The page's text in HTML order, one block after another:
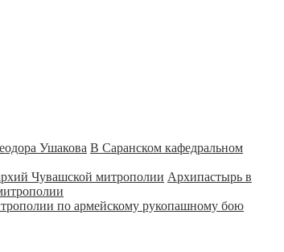
В Саранском кафедральном
Архипастырь в
по армейскому рукопашному бою